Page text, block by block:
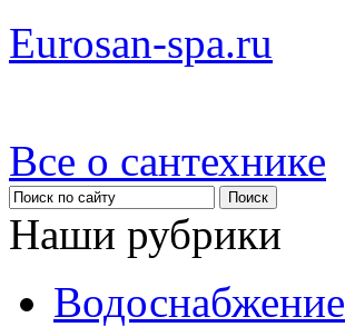
Eurosan-spa.ru
Все о сантехнике
Наши рубрики
Водоснабжение